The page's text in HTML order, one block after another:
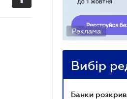
Реклама
Вибір
Банки